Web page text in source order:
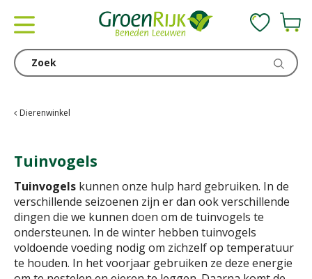
Dierenwinkel
Tuinvogels
Tuinvogels kunnen onze hulp hard gebruiken. In de
verschillende seizoenen zijn er dan ook verschillende
dingen die we kunnen doen om de tuinvogels te
ondersteunen. In de winter hebben tuinvogels
voldoende voeding nodig om zichzelf op temperatuur
te houden. In het voorjaar gebruiken ze deze energie